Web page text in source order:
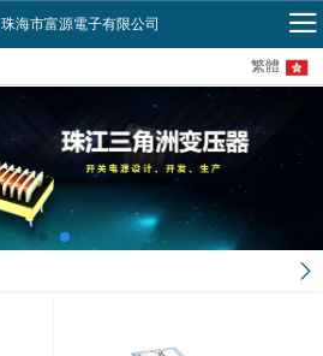
珠海市富源電子有限公司
繁體